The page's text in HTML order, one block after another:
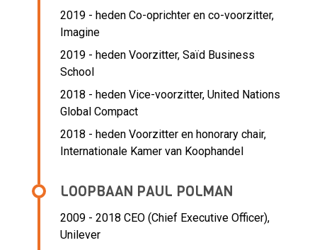
2019 - heden Co-oprichter en co-voorzitter,
Imagine
2019 - heden Voorzitter, Saïd Business
School
2018 - heden Vice-voorzitter, United Nations
Global Compact
2018 - heden Voorzitter en honorary chair,
Internationale Kamer van Koophandel
LOOPBAAN PAUL POLMAN
2009 - 2018 CEO (Chief Executive Officer),
Unilever